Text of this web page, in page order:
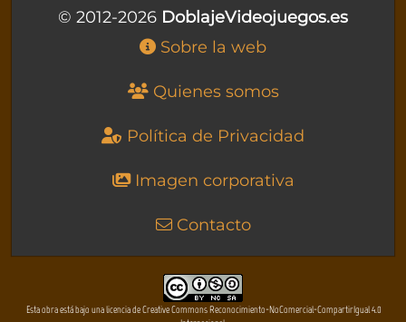
© 2012-2026 DoblajeVideojuegos.es
Sobre la web
Quienes somos
Política de Privacidad
Imagen corporativa
Contacto
Esta obra está bajo una licencia de Creative Commons Reconocimiento-NoComercial-CompartirIgual 4.0